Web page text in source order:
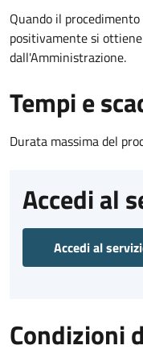
Quando il
positivamente si
dall'Amministrazione.
Tempi e
Durata massima del
Accedi al
Accedi al
Condizioni